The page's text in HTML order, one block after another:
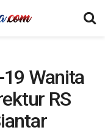
Wanita
RS